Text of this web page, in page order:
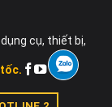
cụ, thiết bị,